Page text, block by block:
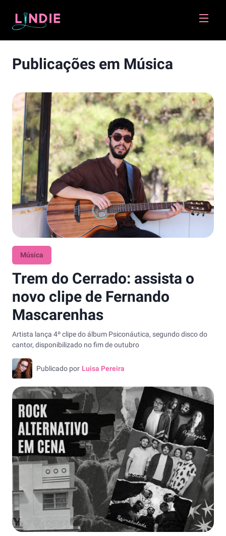
Publicações em Música
Música
Trem do Cerrado: assista o
novo clipe de Fernando
Mascarenhas
Artista lança 4º clipe do álbum Psiconáutica, segundo disco do
cantor, disponibilizado no fim de outubro
Publicado por Luisa Pereira